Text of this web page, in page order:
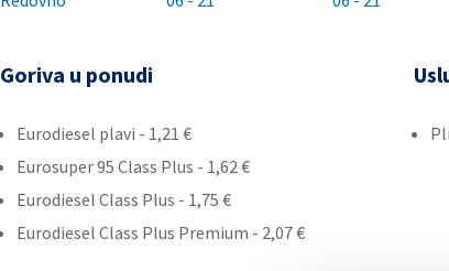
Goriva u ponudi
Eurodiesel plavi - 1,21 €
Eurosuper 95 Class Plus - 1,62 €
Eurodiesel Class Plus - 1,75 €
Eurodiesel Class Plus Premium - 2,07 €